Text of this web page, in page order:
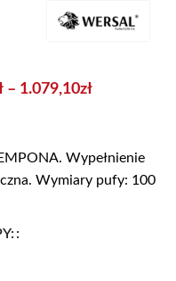
– 1.079,10zł
Wypełnienie
Wymiary pufy: 100